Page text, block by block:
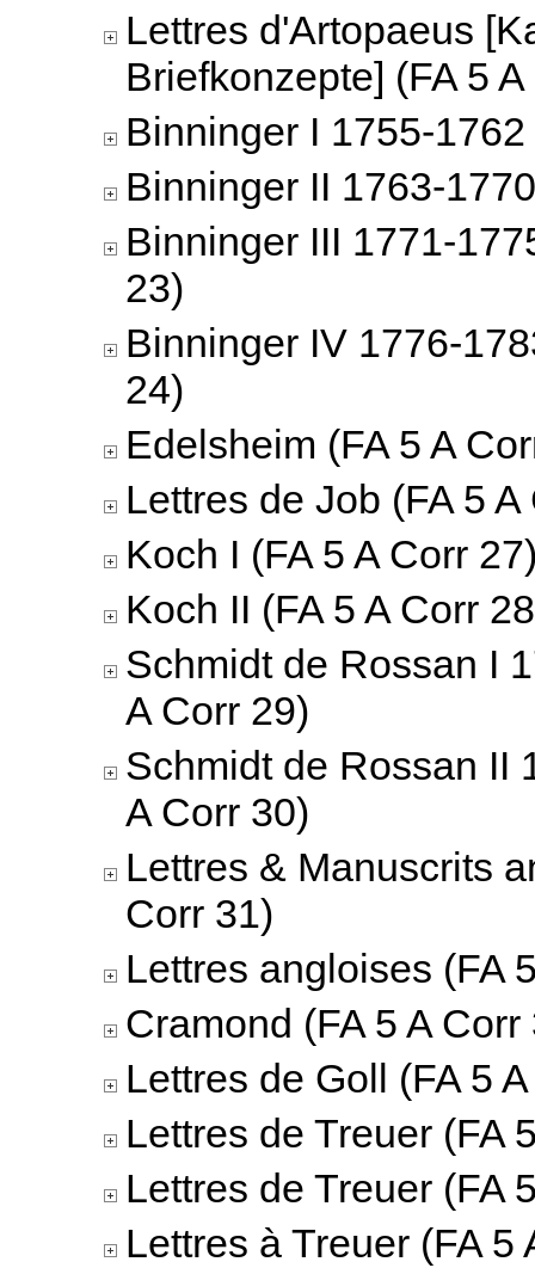
Lettres d'Artopaeus
Briefkonzepte] (FA 5
Binninger I 1755-
Binninger II 1763-
Binninger III 1771-
23)
Binninger IV 1776-
24)
Edelsheim (FA 5 A
Lettres de Job (FA 5 A
Koch I (FA 5 A Corr
Koch II (FA 5 A Corr
Schmidt de Rossan I
A Corr 29)
Schmidt de Rossan II
A Corr 30)
Lettres & Manuscrits
Corr 31)
Lettres angloises (FA
Cramond (FA 5 A Corr
Lettres de Goll (FA 5
Lettres de Treuer (FA
Lettres de Treuer (FA
Lettres à Treuer (FA 5